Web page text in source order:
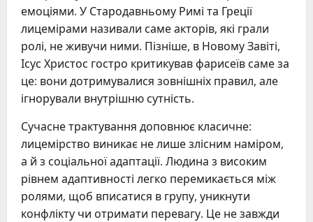
емоціями. У Стародавньому Римі та Греції
лицемірами називали саме акторів, які грали
ролі, не живучи ними. Пізніше, в Новому Завіті,
Ісус Христос гостро критикував фарисеїв саме за
це: вони дотримувалися зовнішніх правил, але
ігнорували внутрішню сутність.
Сучасне трактування доповнює класичне:
лицемірство виникає не лише злісним наміром,
а й з соціальної адаптації. Людина з високим
рівнем адаптивності легко перемикається між
ролями, щоб вписатися в групу, уникнути
конфлікту чи отримати перевагу. Це не завжди